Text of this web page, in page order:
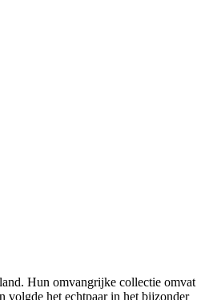
Hun omvangrijke collectie omvat
volgde het echtpaar in het bijzonder